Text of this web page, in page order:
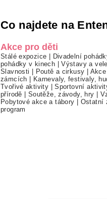
Co najdete na
Akce pro děti
Stálé expozice Divadelní
pohádky v kinech |Výstavy a
Slavnosti
Poutě a cirkusy
zámcích
Karnevaly, festivaly,
Tvořivé aktivity |Sportovní
přírodě
Soutěže, závody, hry
Pobytové akce a tábory
Ostatní
program